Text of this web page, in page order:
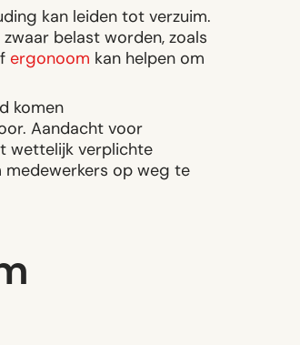
kan leiden tot verzuim.
belast worden, zoals
ergonoom kan helpen om
komen
Aandacht voor
wettelijk verplichte
op weg te